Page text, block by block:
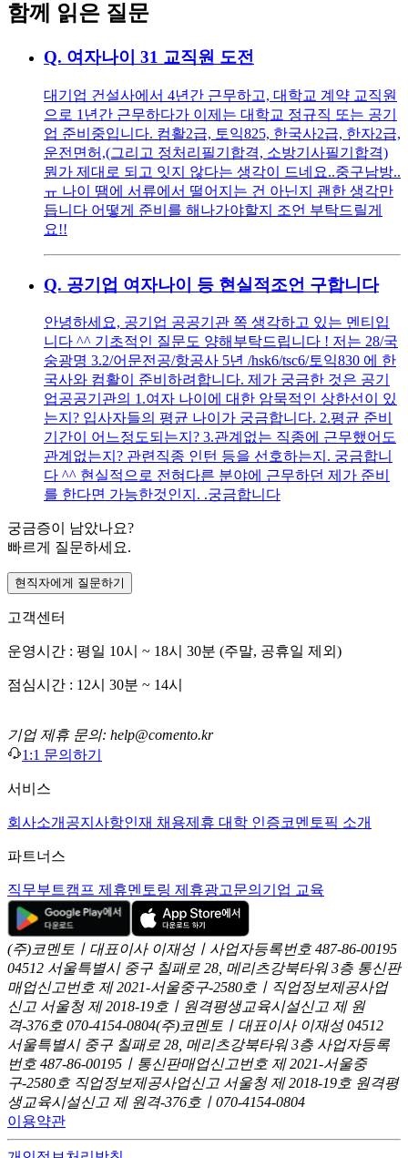
함께 읽은 질문
Q. 여자나이 31 교직원 도전
대기업 건설사에서 4년간 근무하고, 대학교 계약 교직원
으로 1년간 근무하다가 이제는 대학교 정규직 또는 공기
업 준비중입니다. 컴활2급, 토익825, 한국사2급, 한자2급,
운전면허,(그리고 정처리필기합격, 소방기사필기합격)
뭔가 제대로 되고 잇지 않다는 생각이 드네요..중구남방..
ㅠ 나이 땜에 서류에서 떨어지는 건 아닌지 괜한 생각만
듭니다 어떻게 준비를 해나가야할지 조언 부탁드릴게
요!!
Q. 공기업 여자나이 등 현실적조언 구합니다
안녕하세요, 공기업 공공기관 쪽 생각하고 있는 멘티입
니다 ^^ 기초적인 질문도 양해부탁드립니다 ! 저는 28/국
숭광명 3.2/어문전공/항공사 5년 /hsk6/tsc6/토익830 에 한
국사와 컴활이 준비하려합니다. 제가 궁금한 것은 공기
업공공기관의 1.여자 나이에 대한 암묵적인 상한선이 있
는지? 입사자들의 평균 나이가 궁금합니다. 2.평균 준비
기간이 어느정도되는지? 3.관계없는 직종에 근무했어도
관계없는지? 관련직종 인턴 등을 선호하는지. 궁금합니
다 ^^ 현실적으로 전혀다른 분야에 근무하던 제가 준비
를 한다면 가능한것인지. .궁금합니다
궁금증이 남았나요?
빠르게 질문하세요.
현직자에게 질문하기
고객센터
운영시간 : 평일 10시 ~ 18시 30분 (주말, 공휴일 제외)
점심시간 : 12시 30분 ~ 14시
기업 제휴 문의: help@comento.kr
1:1 문의하기
서비스
회사소개 공지사항인재 채용제휴 대학 인증코멘토픽 소개
파트너스
직무부트캠프 제휴멘토링 제휴광고문의 기업 교육
(주)코멘토ㅣ대표이사 이재성ㅣ사업자등록번호 487-86-00195
04512 서울특별시 중구 칠패로 28, 메리츠강북타워 3층 통신판
매업신고번호 제 2021-서울중구-2580호ㅣ직업정보제공사업
신고 서울청 제 2018-19호ㅣ원격평생교육시설신고 제 원
격-376호 070-4154-0804(주)코멘토ㅣ대표이사 이재성 04512
서울특별시 중구 칠패로 28, 메리츠강북타워 3층 사업자등록
번호 487-86-00195ㅣ통신판매업신고번호 제 2021-서울중
구-2580호 직업정보제공사업신고 서울청 제 2018-19호 원격평
생교육시설신고 제 원격-376호ㅣ070-4154-0804
이용약관